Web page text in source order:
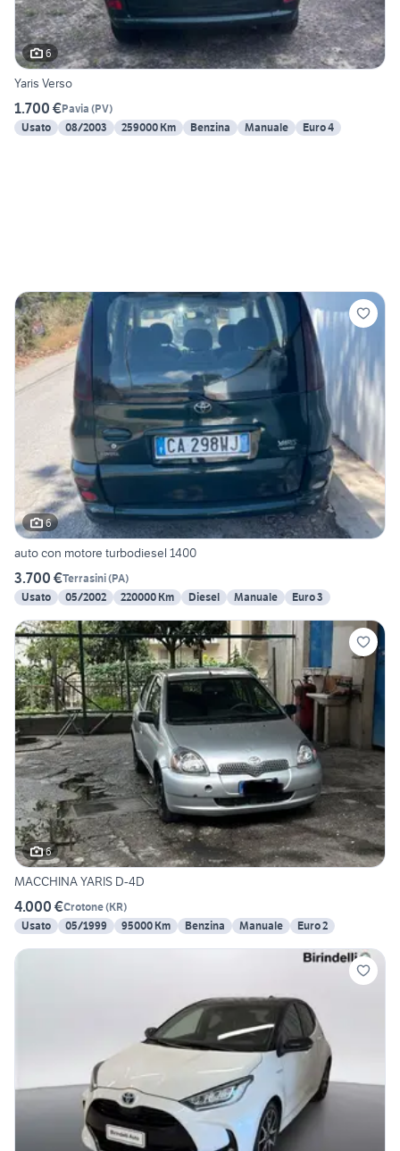
6
Yaris Verso
1.700 €Pavia (PV)
Usato
08/2003 259000 Km Benzina Manuale Euro 4
6
auto con motore turbodiesel 1400
3.700 €Terrasini(PA)
Usato
05/2002 220000 Km Diesel Manuale Euro 3
6
MACCHINA YARIS D-4D
4.000 €Crotone(KR)
Usato
05/1999 95000 Km Benzina Manuale Euro 2